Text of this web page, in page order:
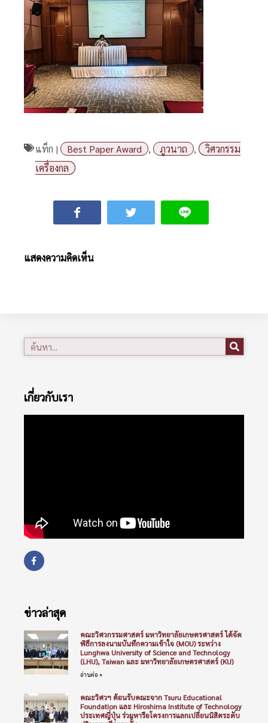
แท็ก | Best Paper Award , ภูวนาถ ,
วิศวกรรม
เครื่องกล
แสดงความคิดเห็น
เกี่ยวกับเรา
ข่าวล่าสุด
คณะวิศวกรรมศาสตร์ มหาวิทยาลัยเกษตรศาสตร์ ได้จัด
พิธีการลงนามบันทึกความเข้าใจ (MOU) ระหว่าง
Lunghwa University of Science and Technology
(LHU), Taiwan และ มหาวิทยาลัยเกษตรศาสตร์ (KU)
อ่านต่อ »
คณะวิศวฯ ต้อนรับคณะจาก Tsuru Educational
Foundation และ Hiroshima Institute of Technology
ประเทศญี่ปุ่น ร่วมหารือโครงการแลกเปลี่ยนนิสิตระดับ